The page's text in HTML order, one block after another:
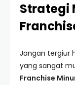
Strategi
Jangan tergiur
yang sangat
Franchise